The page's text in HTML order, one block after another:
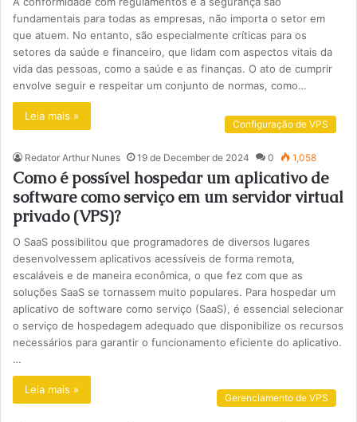
fundamentais para todas as empresas, não importa o setor em
que atuem. No entanto, são especialmente críticas para os
setores da saúde e financeiro, que lidam com aspectos vitais da
vida das pessoas, como a saúde e as finanças. O ato de cumprir
envolve seguir e respeitar um conjunto de normas, como…
Leia mais »
Configuração de VPS
Redator Arthur Nunes 19 de December de 2024 0 1,058
Como é possível hospedar um aplicativo de
software como serviço em um servidor virtual
privado (VPS)?
O SaaS possibilitou que programadores de diversos lugares
desenvolvessem aplicativos acessíveis de forma remota,
escaláveis e de maneira econômica, o que fez com que as
soluções SaaS se tornassem muito populares. Para hospedar um
aplicativo de software como serviço (SaaS), é essencial selecionar
o serviço de hospedagem adequado que disponibilize os recursos
necessários para garantir o funcionamento eficiente do aplicativo.
…
Leia mais »
Gerenciamento de VPS